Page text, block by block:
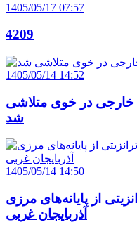
1405/05/17 07:57
4209
1405/05/14 14:52
خارجی در خوی متلاشی
شد
1405/05/14 14:50
از پایانه‌های مرزی
آذربایجان ‌غربی